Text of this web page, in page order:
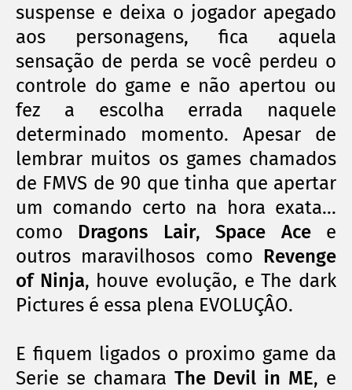
suspense e deixa o jogador apegado
aos personagens, fica aquela
sensação de perda se você perdeu o
controle do game e não apertou ou
fez a escolha errada naquele
determinado momento. Apesar de
lembrar muitos os games chamados
de FMVS de 90 que tinha que apertar
um comando certo na hora exata...
como Dragons Lair,Space Acee
outros maravilhosos como Revenge
of Ninja, houve evolução, e The dark
Pictures é essa plena EVOLUÇÂO.
E fiquem ligados o proximo game da
Serie se chamara The Devil in ME, e